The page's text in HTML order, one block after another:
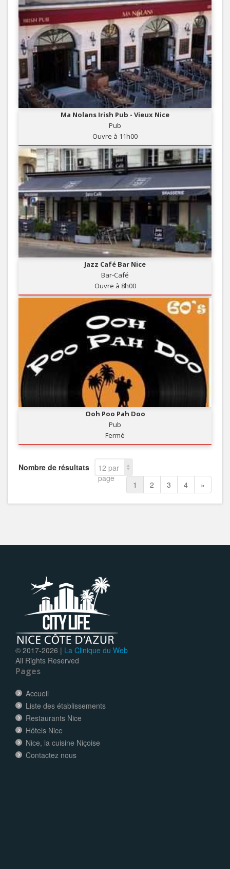
Ma Nolans Irish Pub - Vieux Nice
Pub
Ouvre à 11h00
Jazz Café Bar Nice
Bar-Café
Ouvre à 8h00
Ooh Poo Pah Doo
Pub
Fermé
Nombre de résultats
12 par
page
1 2 3 4 »
© 2017-2026 | La Clinique du Web
All Rights Reserved
Pages
Accueil
Liste des établissements
Restaurants Nice
Hôtels Nice
Nice, la cuisine Niçoise
Contactez nous